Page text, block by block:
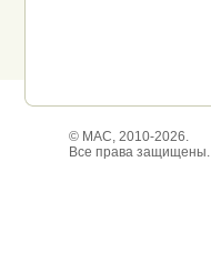
© МАС, 2010-2026.
Все права защищены.